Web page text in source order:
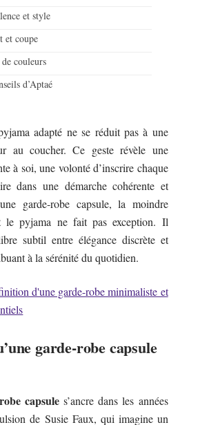
et style
et coupe
couleurs
d’Aptaé
adapté ne se réduit pas à une
au coucher. Ce geste révèle une
à soi, une volonté d’inscrire chaque
dans une démarche cohérente et
garde-robe capsule, la moindre
le pyjama ne fait pas exception. Il
subtil entre élégance discrète et
à la sérénité du quotidien.
d'une garde-robe minimaliste et
garde-robe capsule
capsules’ancre dans les années
de Susie Faux, qui imagine un